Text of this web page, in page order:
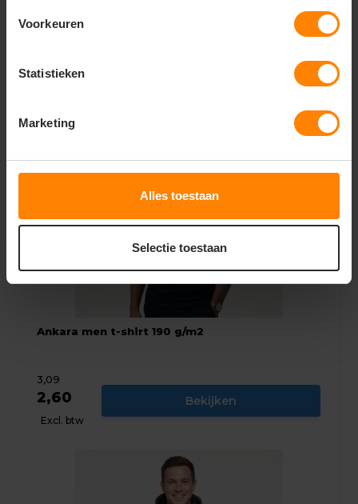
Voorkeuren
Statistieken
Marketing
Alles toestaan
Selectie toestaan
Excl. btw
Ankara men t-shirt 190 g/m2
3,09
2,60
Excl. btw
Bekijken